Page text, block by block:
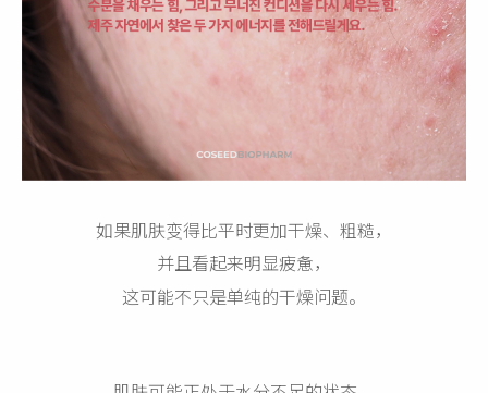
如果肌肤变得比平时更加干燥、粗糙，
并且看起来明显疲惫，
这可能不只是单纯的干燥问题。